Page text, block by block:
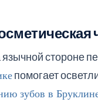
стороне
помогает
зубов в